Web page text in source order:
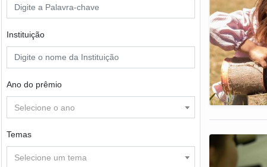
Instituição
Ano do prêmio
Selecione o ano
Temas
Selecione um tema